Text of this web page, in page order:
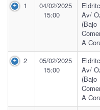
1
04/02/2025
15:00
Av/
(Bajo
A
2
05/02/2025
15:00
Av/
(Bajo
A